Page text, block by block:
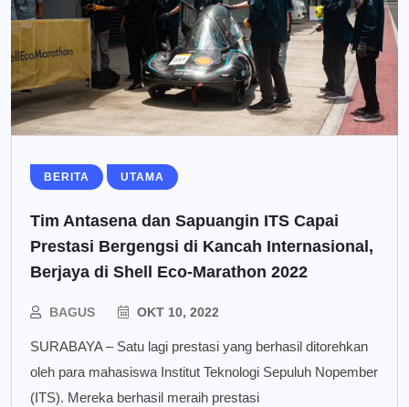
BERITA UTAMA
Tim Antasena dan Sapuangin ITS Capai
Prestasi Bergengsi di Kancah Internasional,
Berjaya di Shell Eco-Marathon 2022
BAGUS OKT 10, 2022
SURABAYA – Satu lagi prestasi yang berhasil ditorehkan
oleh para mahasiswa Institut Teknologi Sepuluh Nopember
(ITS). Mereka berhasil meraih prestasi